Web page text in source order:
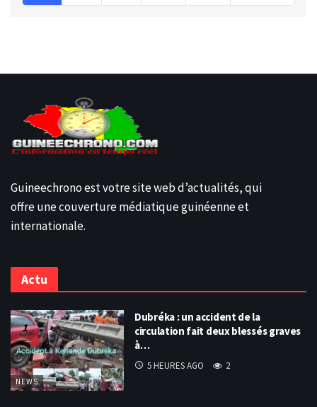
Guineechrono est votre site web d’actualités, qui
offre une couverture médiatique guinéenne et
internationale.
Actu
NEWS
Dubréka : un accident de la
circulation fait deux blessés graves
à…
5 HEURES AGO 2